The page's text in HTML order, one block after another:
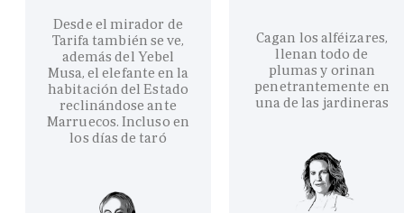
Desde el mirador de
Tarifa también se ve,
además del Yebel
Musa, el elefante en la
habitación del Estado
reclinándose ante
Marruecos. Incluso en
los días de taró
Cagan los alféizares,
llenan todo de
plumas y orinan
penetrantemente en
una de las jardineras